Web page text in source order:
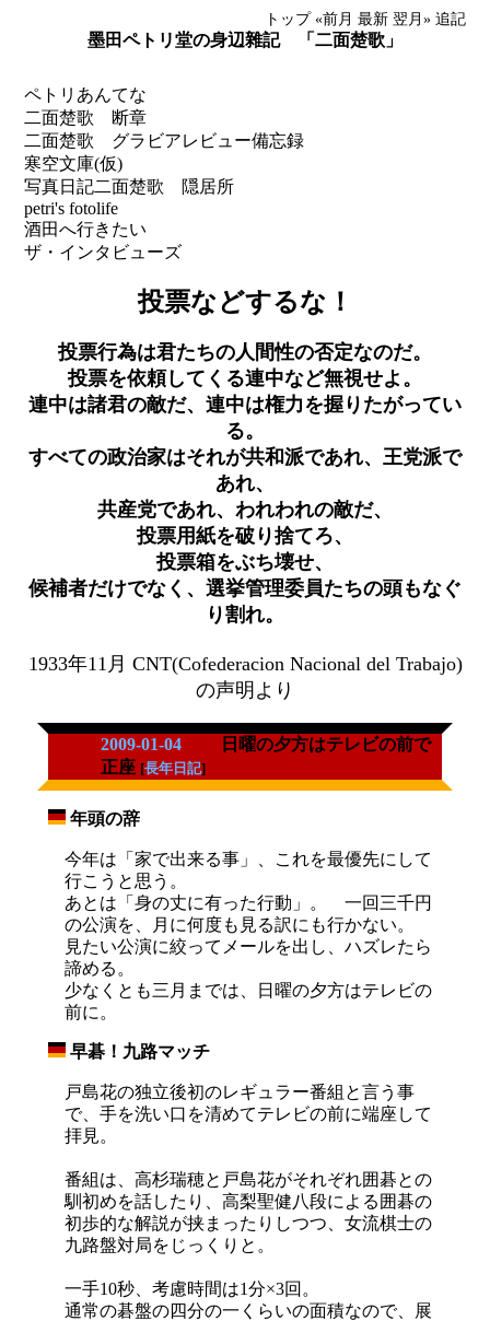
トップ «前月 最新 翌月» 追記
墨田ペトリ堂の身辺雜記 「二面楚歌」
ペトリあんてな
二面楚歌 断章
二面楚歌 グラビアレビュー備忘録
寒空文庫(仮)
写真日記二面楚歌 隠居所
petri's fotolife
酒田へ行きたい
ザ・インタビューズ
投票などするな！
投票行為は君たちの人間性の否定なのだ。
投票を依頼してくる連中など無視せよ。
連中は諸君の敵だ、連中は権力を握りたがってい
る。
すべての政治家はそれが共和派であれ、王党派で
あれ、
共産党であれ、われわれの敵だ、
投票用紙を破り捨てろ、
投票箱をぶち壊せ、
候補者だけでなく、選挙管理委員たちの頭もなぐ
り割れ。
1933年11月 CNT(Cofederacion Nacional del Trabajo)
の声明より
2009-01-04
日曜の夕方はテレビの前で
正座 [長年日記]
年頭の辞
今年は「家で出来る事」、これを最優先にして
行こうと思う。
あとは「身の丈に有った行動」。 一回三千円
の公演を、月に何度も見る訳にも行かない。
見たい公演に絞ってメールを出し、ハズレたら
諦める。
少なくとも三月までは、日曜の夕方はテレビの
前に。
早碁！九路マッチ
戸島花の独立後初のレギュラー番組と言う事
で、手を洗い口を清めてテレビの前に端座して
拝見。
番組は、高杉瑞穂と戸島花がそれぞれ囲碁との
馴初めを話したり、高梨聖健八段による囲碁の
初歩的な解説が挟まったりしつつ、女流棋士の
九路盤対局をじっくりと。
一手10秒、考慮時間は1分×3回。
通常の碁盤の四分の一くらいの面積なので、展